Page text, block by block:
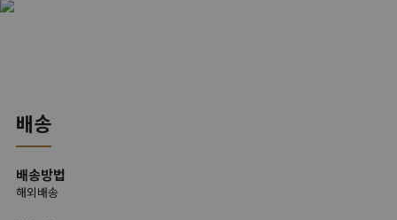
배송
배송방법
해외배송